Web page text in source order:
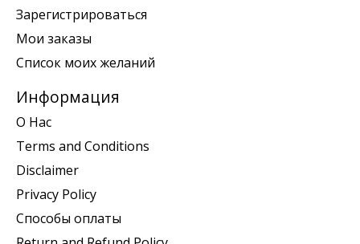
Зарегистрироваться
Мои заказы
Список моих желаний
Информация
О Нас
Terms and Conditions
Disclaimer
Privacy Policy
Способы оплаты